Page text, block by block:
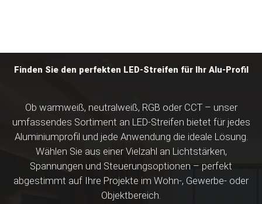
Finden Sie den perfekten LED-Streifen für Ihr Alu-Profil
Ob warmweiß, neutralweiß, RGB oder CCT – unser
umfassendes Sortiment an LED-Streifen bietet für jedes
Aluminiumprofil und jede Anwendung die ideale Lösung.
Wählen Sie aus einer Vielzahl an Lichtstärken,
Spannungen und Steuerungsoptionen – perfekt
abgestimmt auf Ihre Projekte im Wohn-, Gewerbe- oder
Objektbereich.